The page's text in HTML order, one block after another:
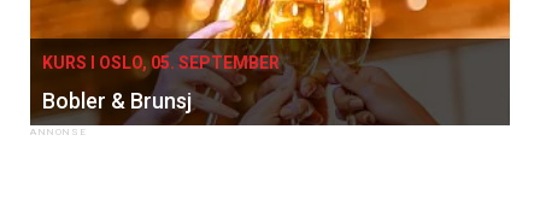
KURS I OSLO, 05. SEPTEMBER
Bobler & Brunsj